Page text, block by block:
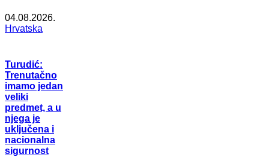
04.08.2026.
Hrvatska
Turudić:
Trenutačno
imamo jedan
veliki
predmet, a u
njega je
uključena i
nacionalna
sigurnost